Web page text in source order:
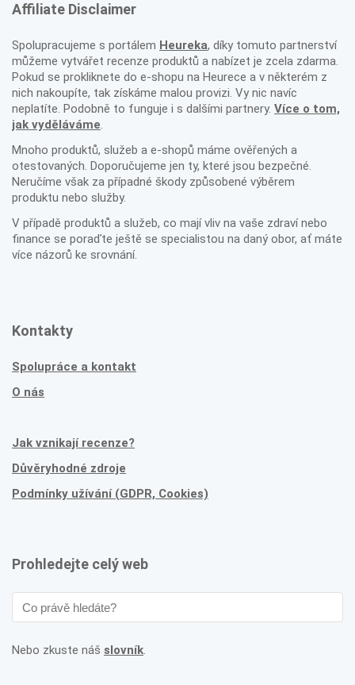
Affiliate Disclaimer
Spolupracujeme s portálem Heureka, díky tomuto partnerství
můžeme vytvářet recenze produktů a nabízet je zcela zdarma.
Pokud se prokliknete do e-shopu na Heurece a v některém z
nich nakoupíte, tak získáme malou provizi. Vy nic navíc
neplatíte. Podobně to funguje i s dalšími partnery. Více o tom,
jak vyděláváme.
Mnoho produktů, služeb a e-shopů máme ověřených a
otestovaných. Doporučujeme jen ty, které jsou bezpečné.
Neručíme však za případné škody způsobené výběrem
produktu nebo služby.
V případě produktů a služeb, co mají vliv na vaše zdraví nebo
finance se poraďte ještě se specialistou na daný obor, ať máte
více názorů ke srovnání.
Kontakty
Spolupráce a kontakt
O nás
Jak vznikají recenze?
Důvěryhodné zdroje
Podmínky užívání (GDPR, Cookies)
Prohledejte celý web
Nebo zkuste náš slovník.